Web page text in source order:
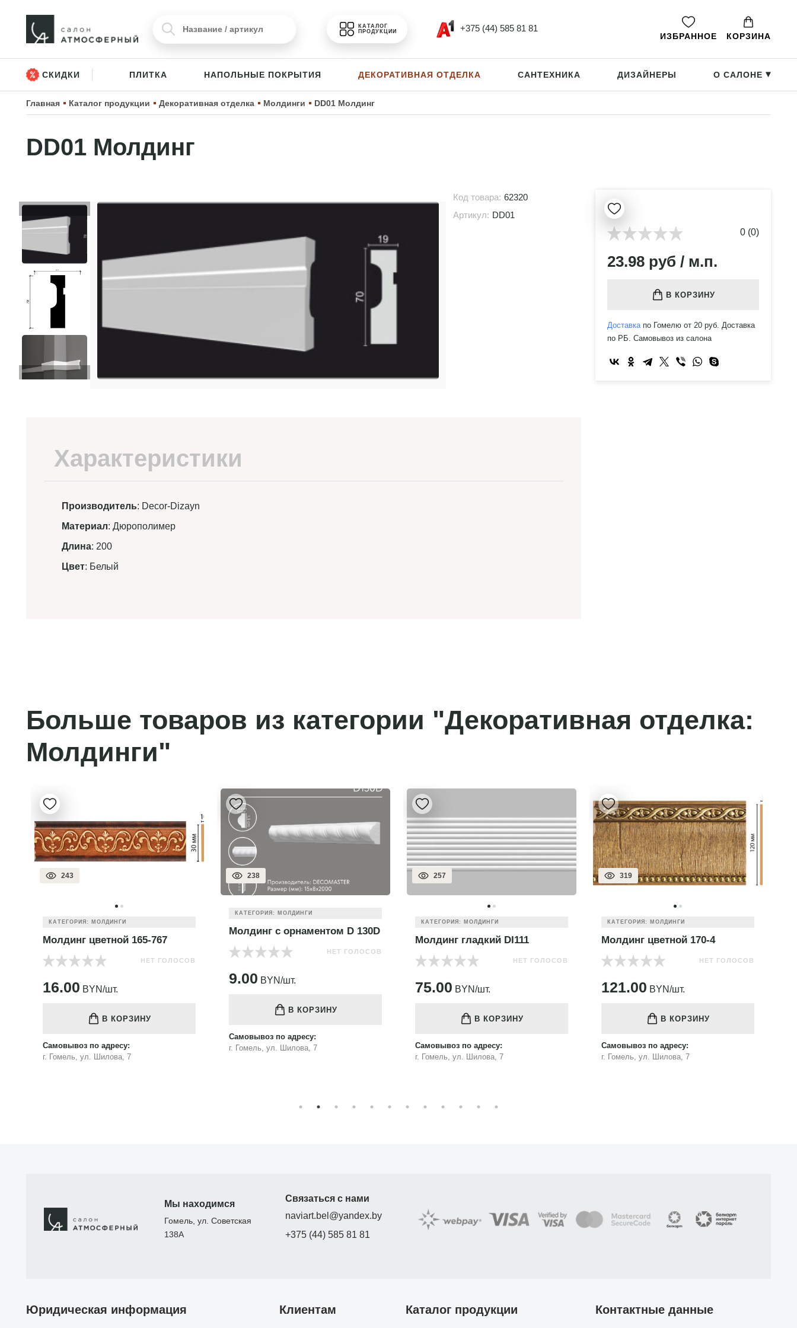
КАТАЛОГ
ПРОДУКЦИИ
+375 (44) 585 81 81
ИЗБРАННОЕ КОРЗИНА
СКИДКИ ПЛИТКА НАПОЛЬНЫЕ ПОКРЫТИЯ ДЕКОРАТИВНАЯ ОТДЕЛКА САНТЕХНИКА ДИЗАЙНЕРЫ О САЛОНЕ ▸
Главная Каталог продукции Декоративная отделка Молдинги DD01 Молдинг
DD01 Молдинг
Код товара: 62320
Артикул: DD01
Характеристики
Производитель: Decor-Dizayn
Материал: Дюрополимер
Длина: 200
Цвет: Белый
0 (0)
23.98 руб / м.п.
В КОРЗИНУ
Доставкапо Гомелю от 20 руб. Доставка
по РБ. Самовывоз из салона
Больше товаров из категории "Декоративная отделка:
Молдинги"
243
КАТЕГОРИЯ: МОЛДИНГИ
Молдинг цветной 165-767
НЕТ ГОЛОСОВ
16.00 BYN/шт.
В КОРЗИНУ
Самовывоз по адресу:
г. Гомель, ул. Шилова, 7
238
КАТЕГОРИЯ: МОЛДИНГИ
Молдинг с орнаментом D 130D
НЕТ ГОЛОСОВ
9.00 BYN/шт.
В КОРЗИНУ
Самовывоз по адресу:
г. Гомель, ул. Шилова, 7
257
КАТЕГОРИЯ: МОЛДИНГИ
Молдинг гладкий DI111
НЕТ ГОЛОСОВ
75.00 BYN/шт.
В КОРЗИНУ
Самовывоз по адресу:
г. Гомель, ул. Шилова, 7
319
КАТЕГОРИЯ: МОЛДИНГИ
Молдинг цветной 170-4
НЕТ ГОЛОСОВ
121.00 BYN/шт.
В КОРЗИНУ
Самовывоз по адресу:
г. Гомель, ул. Шилова, 7
Мы находимся
Гомель, ул. Советская
138А
Связаться с нами
naviart.bel@yandex.by
+375 (44) 585 81 81
Юридическая информация Клиентам Каталог продукции Контактные данные